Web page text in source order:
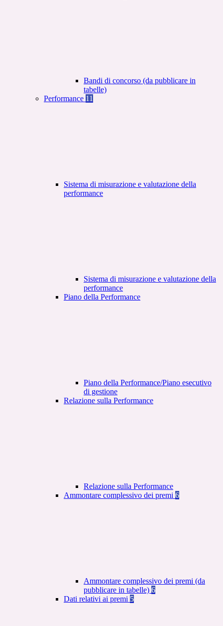
Bandi di concorso (da pubblicare in
tabelle)
Performance 11
Sistema di misurazione e valutazione della
performance
Sistema di misurazione e valutazione della
performance
Piano della Performance
Piano della Performance/Piano esecutivo
di gestione
Relazione sulla Performance
Relazione sulla Performance
Ammontare complessivo dei premi 6
Ammontare complessivo dei premi (da
pubblicare in tabelle) 6
Dati relativi ai premi 5